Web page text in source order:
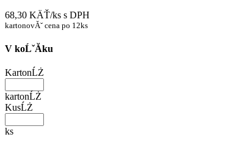
68,30 KÄŤ/ks s DPH
kartonovĂˇ cena po 12ks
V koĹˇĂ­ku
KartonĹŻ
kartonĹŻ
KusĹŻ
ks